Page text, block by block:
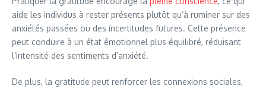
aide les individus à rester présents plutôt qu’à ruminer sur des
anxiétés passées ou des incertitudes futures. Cette présence
peut conduire à un état émotionnel plus équilibré, réduisant
l’intensité des sentiments d’anxiété.
De plus, la gratitude peut renforcer les connexions sociales,